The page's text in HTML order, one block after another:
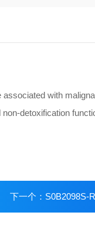
with
detoxification
下一个： S0B2098S-RMab?